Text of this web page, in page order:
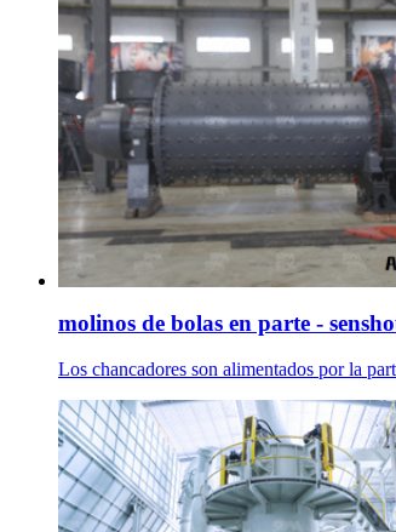
molinos de bolas en parte -
Los chancadores son alimentados por la